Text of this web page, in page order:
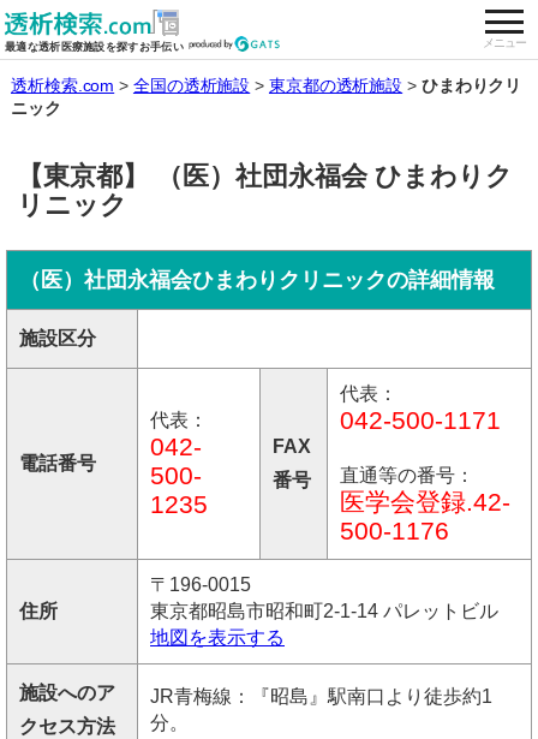
最適な透析医療施設を探すお手伝い メニュー
全国の透析施設を検索する
透析検索.com 全国の透析施設 東京都の透析施設
ひまわりクリ
ニック
【東京都】 （医）社団永福会 ひまわりク
リニック
（医）社団永福会ひまわりクリニックの詳細情報
施設区分
電話番号
代表：
042-
500-
1235
FAX
番号
代表：
042-500-1171
直通等の番号：
医学会登録.42-
500-1176
住所
〒196-0015
東京都昭島市昭和町2-1-14 パレットビル
地図を表示する
施設へのア
クセス方法
JR青梅線：『昭島』駅南口より徒歩約1
分。